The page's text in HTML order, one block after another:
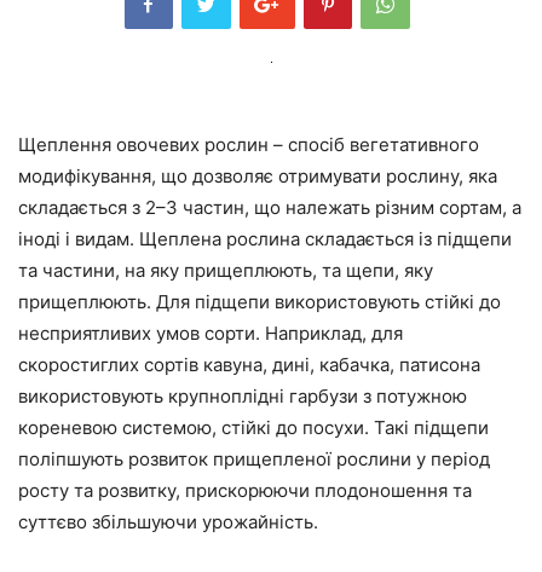
Щеплення овочевих рослин – спосіб вегетативного
модифікування, що дозволяє отримувати рослину, яка
складається з 2–3 частин, що належать різним сортам, а
іноді і видам. Щеплена рослина складається із підщепи
та частини, на яку прищеплюють, та щепи, яку
прищеплюють. Для підщепи використовують стійкі до
несприятливих умов сорти. Наприклад, для
скоростиглих сортів кавуна, дині, кабачка, патисона
використовують крупноплідні гарбузи з потужною
кореневою системою, стійкі до посухи. Такі підщепи
поліпшують розвиток прищепленої рослини у період
росту та розвитку, прискорюючи плодоношення та
суттєво збільшуючи урожайність.